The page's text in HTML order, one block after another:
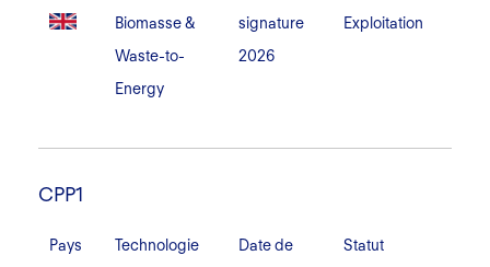
Biomasse &
Waste-to-
Energy
signature
2026
Exploitation
CPP1
Pays
Technologie
Date de
Statut